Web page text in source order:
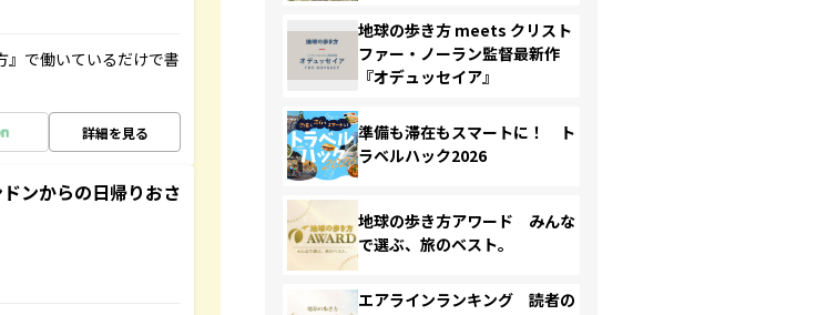
』で働いているだけで書
詳細を見る
ンからの日帰りおさ
地球の歩き方 meets クリスト
ファー・ノーラン監督最新作
『オデュッセイア』
準備も滞在もスマートに！ ト
ラベルハック2026
地球の歩き方アワード みんな
で選ぶ、旅のベスト。
エアラインランキング 読者の